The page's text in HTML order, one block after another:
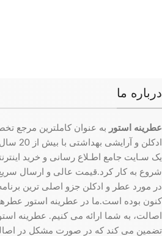
درباره ما
عطرینه استور به عنوان کاملترین مرجع
ادکلن و
یک سـایت جامع اطـلاع رسانی و خرید
شروع به کار کرد.قیمت عالی و ارسال سریع
در مورد عطر و ادکلن جزو اصلی ترین
کنون بوده است.ما در عطرینه استور
اصالت، به شما ارائه می کنیم. عطرینه
تضمین می کند که در صورت مشکل در